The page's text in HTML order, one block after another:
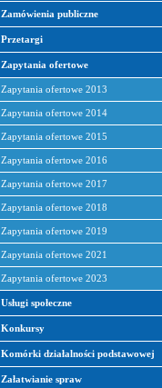
Zamówienia publiczne
Przetargi
Zapytania ofertowe
Zapytania ofertowe 2013
Zapytania ofertowe 2014
Zapytania ofertowe 2015
Zapytania ofertowe 2016
Zapytania ofertowe 2017
Zapytania ofertowe 2018
Zapytania ofertowe 2019
Zapytania ofertowe 2021
Zapytania ofertowe 2023
Usługi społeczne
Konkursy
Komórki działalności podstawowej
Załatwianie spraw